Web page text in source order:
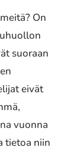
On
suoraan
eivät
vuonna
tietoa niin